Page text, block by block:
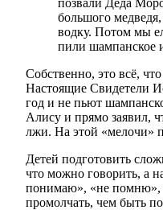
большого
водку. Потом мы
пили шампанское
Собственно, это всё,
Настоящие Свидетели
год и не пьют
Алису и прямо заявил,
лжи. На этой «мелочи»
Детей подготовить
что можно говорить, а
понимаю», «не помню»,
промолчать, чем быть